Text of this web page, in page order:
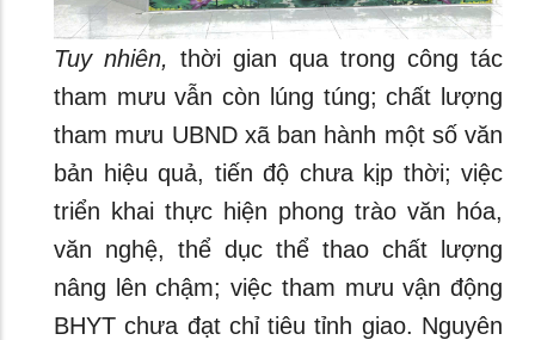
Tuy nhiên, thời gian qua trong công tác
tham mưu vẫn còn lúng túng; chất lượng
tham mưu UBND xã ban hành một số văn
bản hiệu quả, tiến độ chưa kịp thời; việc
triển khai thực hiện phong trào văn hóa,
văn nghệ, thể dục thể thao chất lượng
nâng lên chậm; việc tham mưu vận động
BHYT chưa đạt chỉ tiêu tỉnh giao. Nguyên